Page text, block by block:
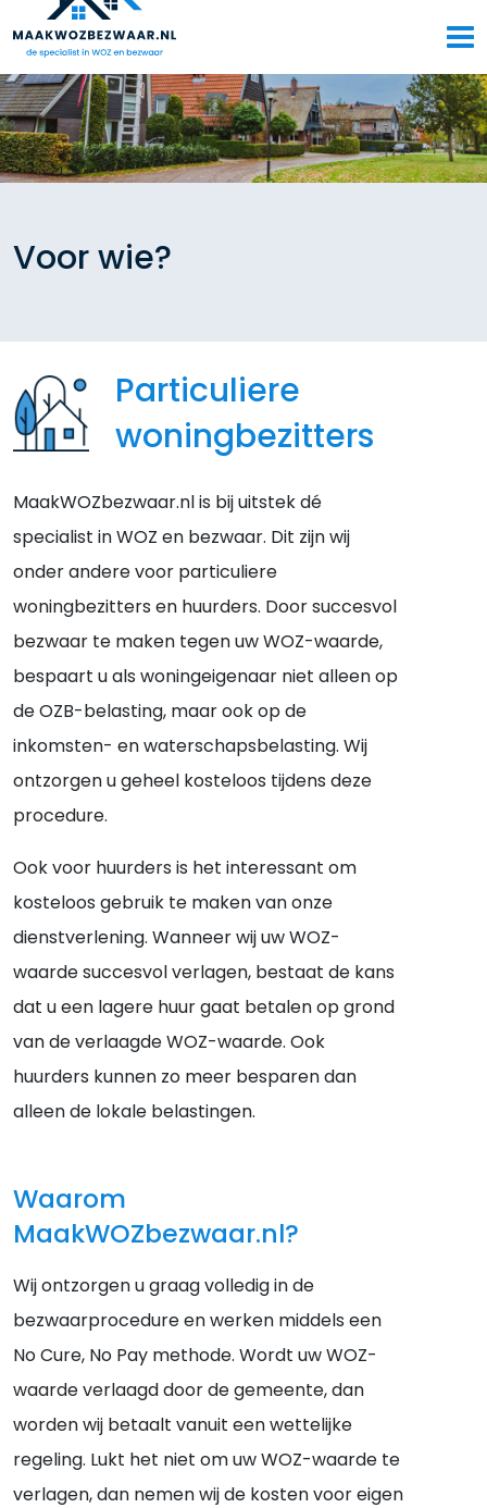
Voor wie?
Particuliere
woningbezitters
MaakWOZbezwaar.nl is bij uitstek dé
specialist in WOZ en bezwaar. Dit zijn wij
onder andere voor particuliere
woningbezitters en huurders. Door succesvol
bezwaar te maken tegen uw WOZ-waarde,
bespaart u als woningeigenaar niet alleen op
de OZB-belasting, maar ook op de
inkomsten- en waterschapsbelasting. Wij
ontzorgen u geheel kosteloos tijdens deze
procedure.
Ook voor huurders is het interessant om
kosteloos gebruik te maken van onze
dienstverlening. Wanneer wij uw WOZ-
waarde succesvol verlagen, bestaat de kans
dat u een lagere huur gaat betalen op grond
van de verlaagde WOZ-waarde. Ook
huurders kunnen zo meer besparen dan
alleen de lokale belastingen.
Waarom
MaakWOZbezwaar.nl?
Wij ontzorgen u graag volledig in de
bezwaarprocedure en werken middels een
No Cure, No Pay methode. Wordt uw WOZ-
waarde verlaagd door de gemeente, dan
worden wij betaalt vanuit een wettelijke
regeling. Lukt het niet om uw WOZ-waarde te
verlagen, dan nemen wij de kosten voor eigen